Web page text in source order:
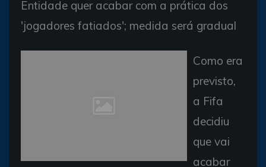
Entidade quer acabar com a prática dos
'jogadores fatiados'; medida será gradual
Como era
previsto,
a Fifa
decidiu
que vai
acabar